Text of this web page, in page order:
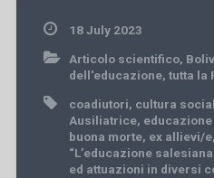
18 July 2023
Articolo scientifico,
dell'educazione, tutta la
coadiutori, cultura
Ausiliatrice,
buona morte, ex allievi/e,
“L’educazione
ed attuazioni in diversi